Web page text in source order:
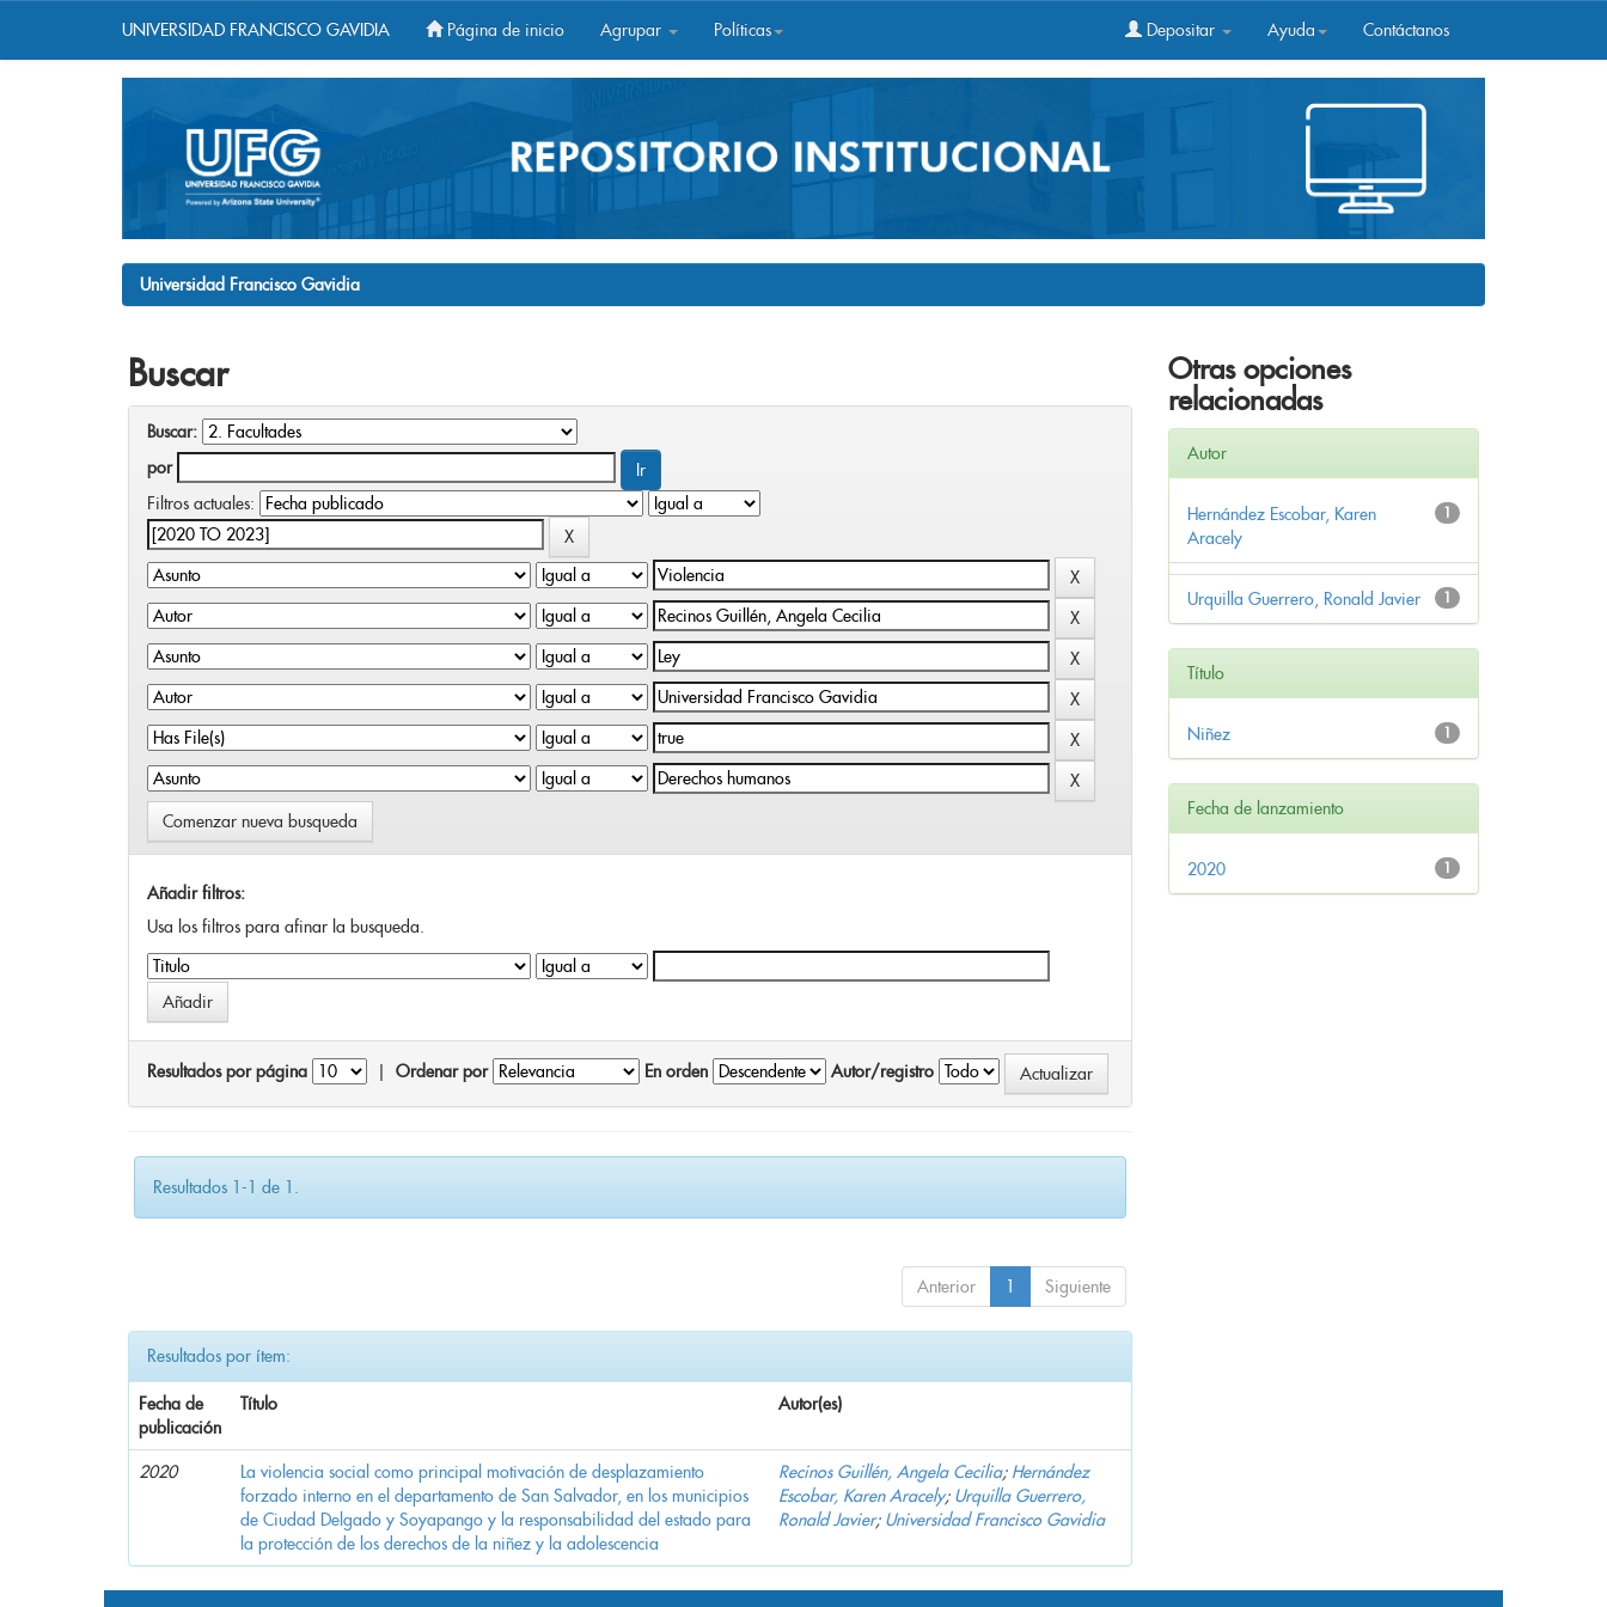
UNIVERSIDAD FRANCISCO GAVIDIA Página de inicio Agrupar Políticas Depositar Ayuda Contáctanos
Universidad Francisco Gavidia
Buscar
Buscar:
por
Filtros actuales:
Comenzar nueva busqueda
Añadir filtros:
Usa los filtros para afinar la busqueda.
Resultados por página Ordenar por En orden Autor/registro
Resultados 1-1 de 1.
Anterior 1 Siguiente
Resultados por ítem:
Fecha de
publicación
Título Autor(es)
2020
La violencia social como principal motivación de desplazamiento
forzado interno en el departamento de San Salvador, en los municipios
de Ciudad Delgado y Soyapango y la responsabilidad del estado para
la protección de los derechos de la niñez y la adolescencia
Recinos Guillén, Angela Cecilia; Hernández
Escobar, Karen Aracely; Urquilla Guerrero,
Ronald Javier; Universidad Francisco Gavidia
Otras opciones
relacionadas
Autor
1
Hernández Escobar, Karen
Aracely
1
Urquilla Guerrero, Ronald Javier
Título
1
Niñez
Fecha de lanzamiento
1
2020